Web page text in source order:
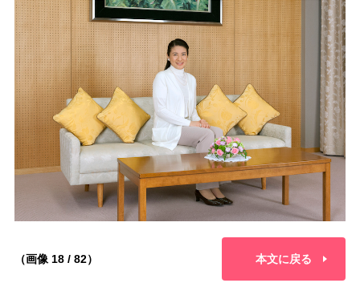
（画像 18 / 82） 本文に戻る